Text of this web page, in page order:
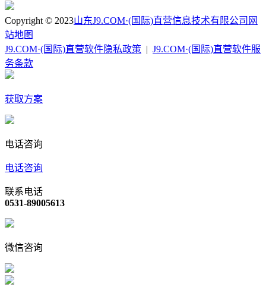
Copyright © 2023山东J9.COM·(国际)直营信息技术有限公司 网
站地图
J9.COM·(国际)直营软件隐私政策
J9.COM·(国际)直营软件服
务条款
获取方案
电话咨询
电话咨询
联系电话
0531-89005613
微信咨询